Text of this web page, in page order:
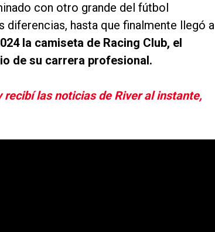
con otro grande del fútbol
diferencias, hasta que finalmente llegó a
la camiseta de Racing Club, el
de su carrera profesional.
las noticias de River al instante,